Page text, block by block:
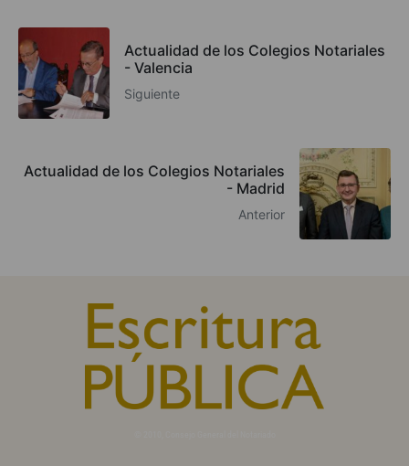
Actualidad de los Colegios Notariales
- Valencia
Siguiente
Actualidad de los Colegios Notariales
- Madrid
Anterior